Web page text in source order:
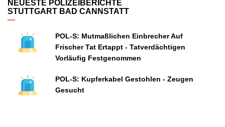
NEUESTE POLIZEIBERICHTE
STUTTGART BAD CANNSTATT
POL-S: Mutmaßlichen Einbrecher Auf
Frischer Tat Ertappt - Tatverdächtigen
Vorläufig Festgenommen
POL-S: Kupferkabel Gestohlen - Zeugen
Gesucht